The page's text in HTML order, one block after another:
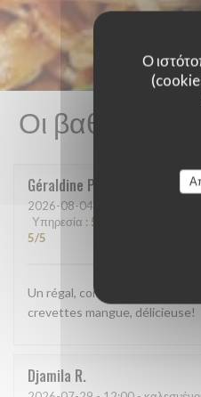
Ο
Οι
Géraldine P
2026-08-04
Υπηρεσία : 5
5/5
Un régal, comme d'habitude.
crevettes mangue, délicieuse!
Djamila R